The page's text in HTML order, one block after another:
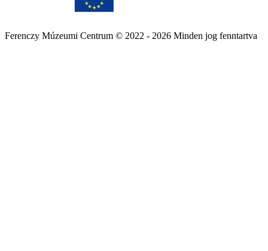
Ferenczy Múzeumi Centrum © 2022 - 2026 Minden jog fenntartva